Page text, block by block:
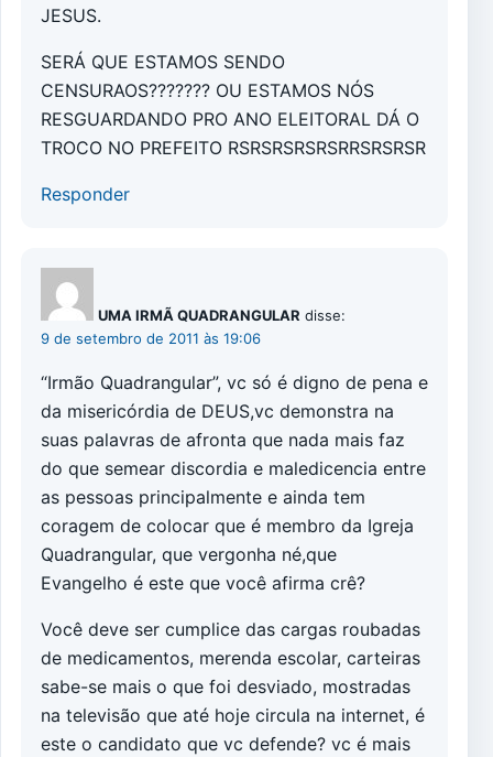
JESUS.
SERÁ QUE ESTAMOS SENDO
CENSURAOS??????? OU ESTAMOS NÓS
RESGUARDANDO PRO ANO ELEITORAL DÁ O
TROCO NO PREFEITO RSRSRSRSRSRRSRSRSR
Responder
UMA IRMÃ QUADRANGULAR disse:
9 de setembro de 2011 às 19:06
“Irmão Quadrangular”, vc só é digno de pena e
da misericórdia de DEUS,vc demonstra na
suas palavras de afronta que nada mais faz
do que semear discordia e maledicencia entre
as pessoas principalmente e ainda tem
coragem de colocar que é membro da Igreja
Quadrangular, que vergonha né,que
Evangelho é este que você afirma crê?
Você deve ser cumplice das cargas roubadas
de medicamentos, merenda escolar, carteiras
sabe-se mais o que foi desviado, mostradas
na televisão que até hoje circula na internet, é
este o candidato que vc defende? vc é mais